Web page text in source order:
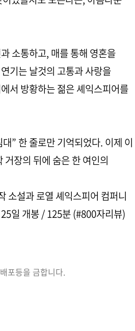
소통하고, 매를 통해 영혼을
기는 날것의 고통과 사랑을
서 방황하는 젊은 셰익스피어를
” 한 줄로만 기억되었다. 이제 이
장의 뒤에 숨은 한 여인의
소설과 로열 셰익스피어 컴퍼니
일 개봉 / 125분 (#800자리뷰)
포등을 금합니다.